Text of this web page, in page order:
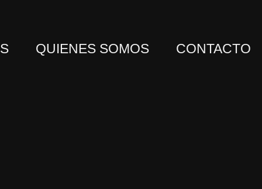
QUIENES SOMOS CONTACTO